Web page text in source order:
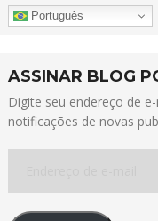
Português
ASSINAR BLOG
Digite seu endereço de
notificações de novas
e-
mail